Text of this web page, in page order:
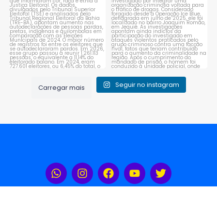
1 0
Carregar mais Seguir no instagram